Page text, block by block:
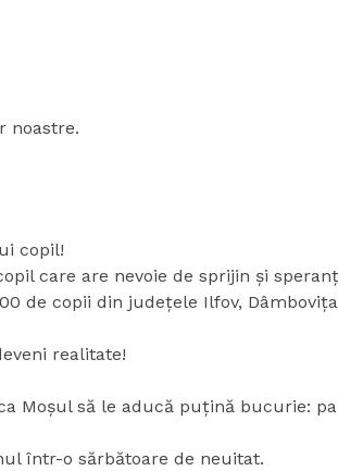
noastre.
copil!
care are nevoie de sprijin și
de copii din județele Ilfov,
realitate!
Moșul să le aducă puțină bucurie:
într-o sărbătoare de neuitat.